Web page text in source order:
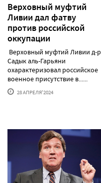
Верховный муфтий
Ливии дал фатву
против российской
оккупации
Верховный муфтий Ливии д-р
Садык аль-Гарьяни
охарактеризовал российское
военное присутствие в......
28 АПРЕЛЯ'2024